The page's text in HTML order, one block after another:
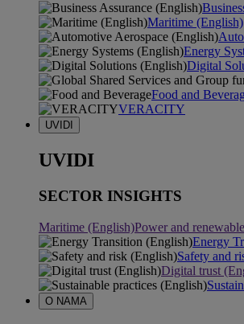
Maritime (English)
Energy
Digital
Food and
VERACITY
UVIDI
UVIDI
SECTOR INSIGHTS
Maritime (English)Power and
Energy
Safety and
Digital trust
O NAMA